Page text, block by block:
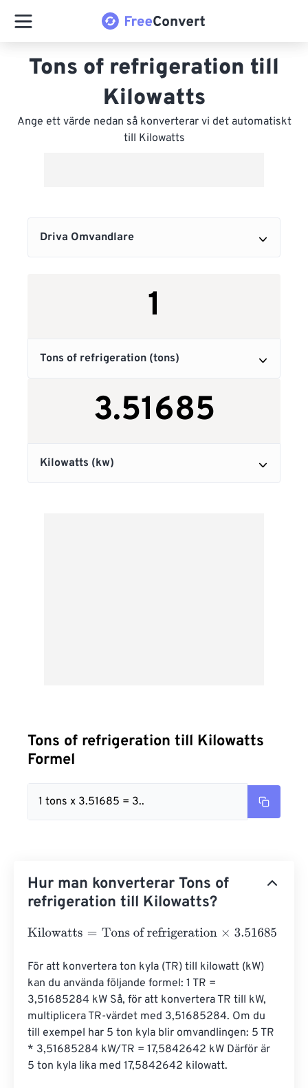
Tons of refrigeration till
Kilowatts
Ange ett värde nedan så konverterar vi det automatiskt
till Kilowatts
Tons of refrigeration till Kilowatts
Formel
1 tons x 3.51685 = 3..
Hur man konverterar Tons of
refrigeration till Kilowatts?
Kilowatts=Tons of refrigeration×3.51685
För att konvertera ton kyla (TR) till kilowatt (kW)
kan du använda följande formel: 1 TR =
3,51685284 kW Så, för att konvertera TR till kW,
multiplicera TR-värdet med 3,51685284. Om du
till exempel har 5 ton kyla blir omvandlingen: 5 TR
* 3,51685284 kW/TR = 17,5842642 kW Därför är
5 ton kyla lika med 17,5842642 kilowatt.